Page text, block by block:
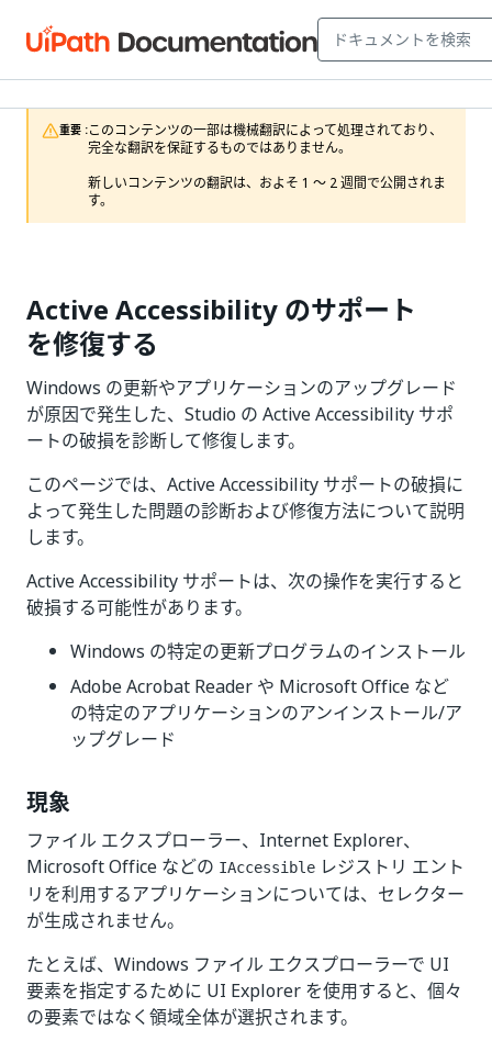
重要 :このコンテンツの一部は機械翻訳によって処理されており、
完全な翻訳を保証するものではありません。
新しいコンテンツの翻訳は、およそ 1 ～ 2 週間で公開されま
す。
Active Accessibility のサポート
を修復する
Windows の更新やアプリケーションのアップグレード
が原因で発生した、Studio の Active Accessibility サポ
ートの破損を診断して修復します。
このページでは、Active Accessibility サポートの破損に
よって発生した問題の診断および修復方法について説明
します。
Active Accessibility サポートは、次の操作を実行すると
破損する可能性があります。
Windows の特定の更新プログラムのインストール
Adobe Acrobat Reader や Microsoft Office など
の特定のアプリケーションのアンインストール/ア
ップグレード
現象
ファイル エクスプローラー、Internet Explorer、
Microsoft Office などの IAccessible レジストリ エント
リを利用するアプリケーションについては、セレクター
が生成されません。
たとえば、Windows ファイル エクスプローラーで UI
要素を指定するために UI Explorer を使用すると、個々
の要素ではなく領域全体が選択されます。